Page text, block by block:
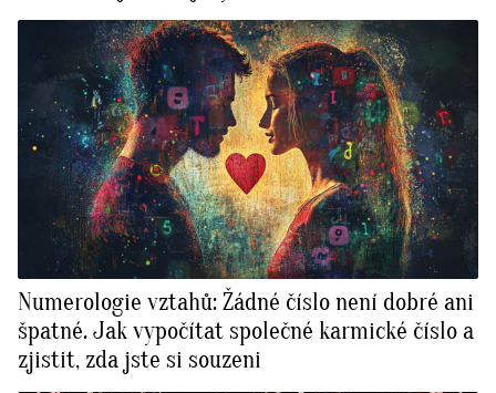
Numerologie vztahů: Žádné číslo není dobré ani
špatné. Jak vypočítat společné karmické číslo a
zjistit, zda jste si souzeni